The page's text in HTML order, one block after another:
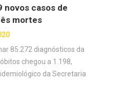
novos casos de
mortes
85.272 diagnósticos da
chegou a 1.198,
da Secretaria